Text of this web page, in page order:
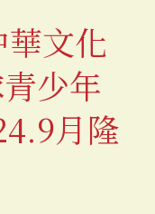
文化
少年
月隆